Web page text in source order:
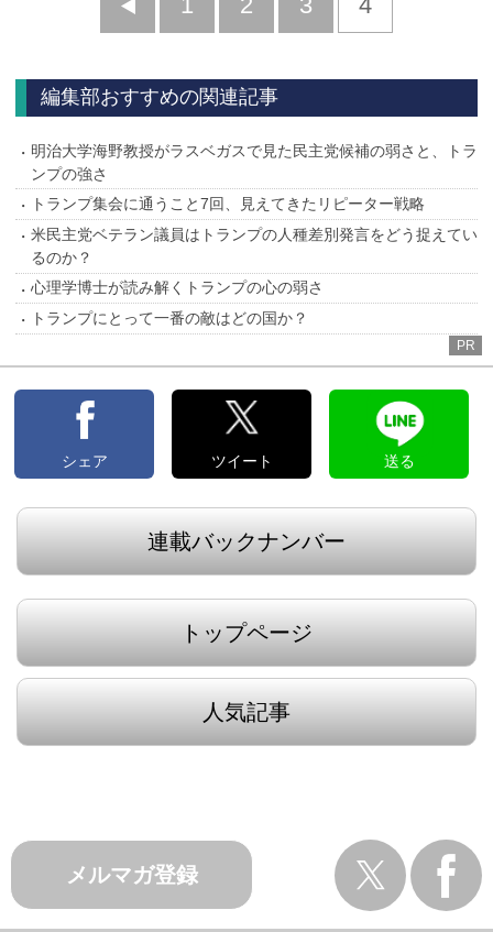
編集部おすすめの関連記事
明治大学海野教授がラスベガスで見た民主党候補の弱さと、トラ
ンプの強さ
トランプ集会に通うこと7回、見えてきたリピーター戦略
米民主党ベテラン議員はトランプの人種差別発言をどう捉えてい
るのか？
心理学博士が読み解くトランプの心の弱さ
トランプにとって一番の敵はどの国か？
PR
シェア ツイート 送る
連載バックナンバー
トップページ
人気記事
メルマガ登録